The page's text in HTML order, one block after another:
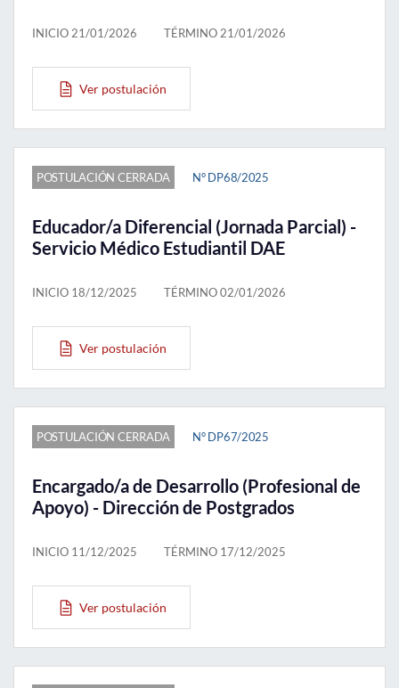
INICIO 21/01/2026 TÉRMINO 21/01/2026
Ver postulación
POSTULACIÓN CERRADA N° DP68/2025
Educador/a Diferencial (Jornada Parcial) -
Servicio Médico Estudiantil DAE
INICIO 18/12/2025 TÉRMINO 02/01/2026
Ver postulación
POSTULACIÓN CERRADA N° DP67/2025
Encargado/a de Desarrollo (Profesional de
Apoyo) - Dirección de Postgrados
INICIO 11/12/2025 TÉRMINO 17/12/2025
Ver postulación